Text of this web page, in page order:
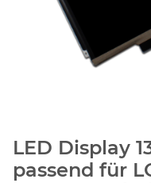
LED Display
passend für